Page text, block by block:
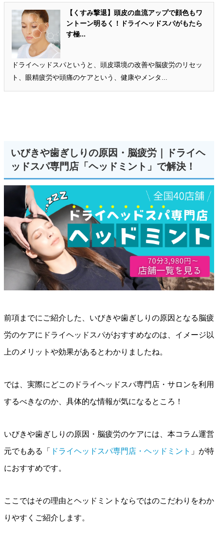
【くすみ撃退】頭皮の血流アップで顔色もワ
ントーン明るく！ドライヘッドスパがもたら
す極...
ドライヘッドスパというと、頭皮環境の改善や脳疲労のリセッ
ト、眼精疲労や頭痛のケアという、健康やメンタ...
いびきや歯ぎしりの原因・脳疲労｜ドライヘ
ッドスパ専門店「ヘッドミント」で解決！
前項までにご紹介した、いびきや歯ぎしりの原因となる脳疲
労のケアにドライヘッドスパがおすすめなのは、イメージ以
上のメリットや効果があるとわかりましたね。
では、実際にどこのドライヘッドスパ専門店・サロンを利用
するべきなのか、具体的な情報が気になるところ！
いびきや歯ぎしりの原因・脳疲労のケアには、本コラム運営
元でもある「 ドライヘッドスパ専門店・ヘッドミント 」が特
におすすめです。
ここではその理由とヘッドミントならではのこだわりをわか
りやすくご紹介します。